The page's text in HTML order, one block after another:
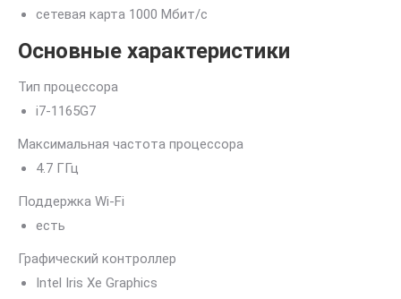
сетевая карта 1000 Мбит/c
Основные характеристики
Тип процессора
i7-1165G7
Максимальная частота процессора
4.7 ГГц
Поддержка Wi-Fi
есть
Графический контроллер
Intel Iris Xe Graphics